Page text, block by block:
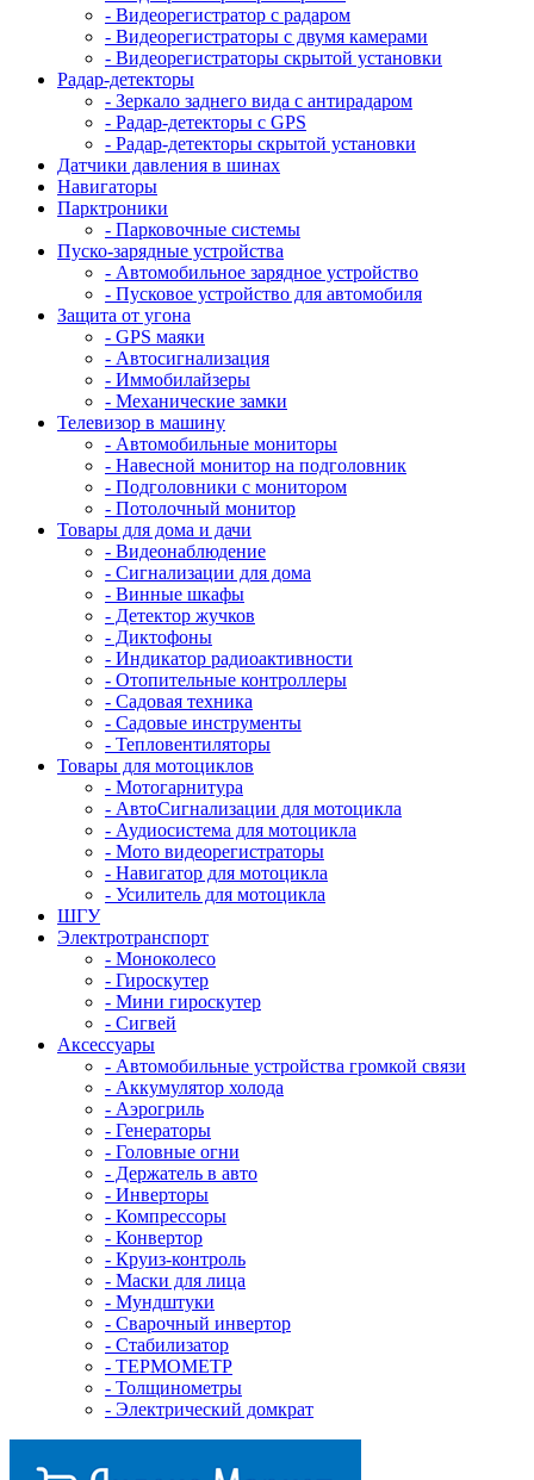
- Видеорегистратор с радаром
- Видеорегистраторы с двумя камерами
- Видеорегистраторы скрытой установки
Радар-детекторы
- Зеркало заднего вида с антирадаром
- Радар-детекторы с GPS
- Радар-детекторы скрытой установки
Датчики давления в шинах
Навигаторы
Парктроники
- Парковочные системы
Пуско-зарядные устройства
- Автомобильное зарядное устройство
- Пусковое устройство для автомобиля
Защита от угона
- GPS маяки
- Автосигнализация
- Иммобилайзеры
- Механические замки
Телевизор в машину
- Автомобильные мониторы
- Навесной монитор на подголовник
- Подголовники с монитором
- Потолочный монитор
Товары для дома и дачи
- Видеонаблюдение
- Сигнализации для дома
- Винные шкафы
- Детектор жучков
- Диктофоны
- Индикатор радиоактивности
- Отопительные контроллеры
- Садовая техника
- Садовые инструменты
- Тепловентиляторы
Товары для мотоциклов
- Mотогарнитура
- АвтоСигнализации для мотоцикла
- Аудиосистема для мотоцикла
- Мото видеорегистраторы
- Навигатор для мотоцикла
- Усилитель для мотоцикла
ШГУ
Электротранспорт
- Mоноколесо
- Гироскутер
- Мини гироскутер
- Сигвей
Аксессуары
- Автомобильные устройства громкой связи
- Аккумулятор холода
- Аэрогриль
- Генераторы
- Головные огни
- Держатель в авто
- Инверторы
- Компрессоры
- Конвертор
- Круиз-контроль
- Маски для лица
- Мундштуки
- Сварочный инвертор
- Стабилизатор
- ТЕРМОМЕТР
- Толщинометры
- Электрический домкрат